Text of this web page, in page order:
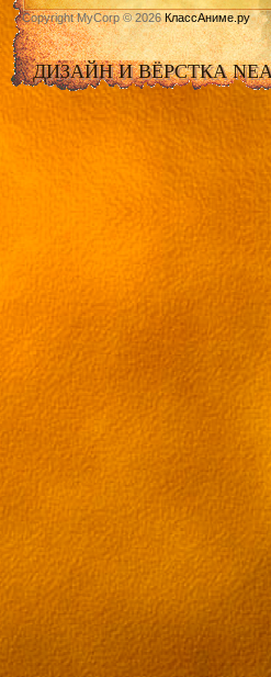
Copyright MyCorp © 2026КлассАниме.ру
ДИЗАЙН И ВЁРСТКА